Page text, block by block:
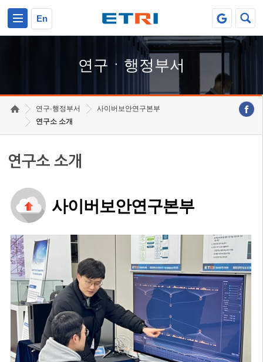
En
연구ㆍ행정부서
연구·행정부서
사이버보안연구본부
연구소 소개
연구소 소개
사이버보안연구본부